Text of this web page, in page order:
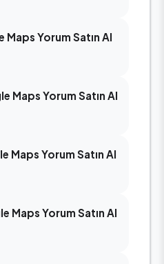
Yorum Satın Al
Maps Yorum Satın Al
Maps Yorum Satın Al
Maps Yorum Satın Al